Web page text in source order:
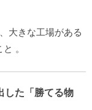
大きな工場がある
と 。
した「勝てる物